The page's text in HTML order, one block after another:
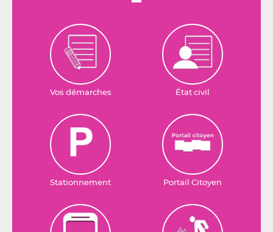
Vos démarches État civil
Stationnement Portail Citoyen